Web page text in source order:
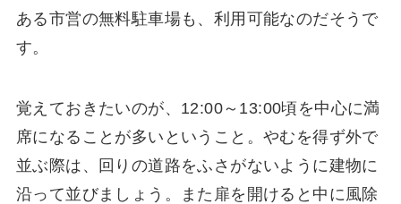
ある市営の無料駐車場も、利用可能なのだそうで
す。
覚えておきたいのが、12:00～13:00頃を中心に満
席になることが多いということ。やむを得ず外で
並ぶ際は、回りの道路をふさがないように建物に
沿って並びましょう。また扉を開けると中に風除